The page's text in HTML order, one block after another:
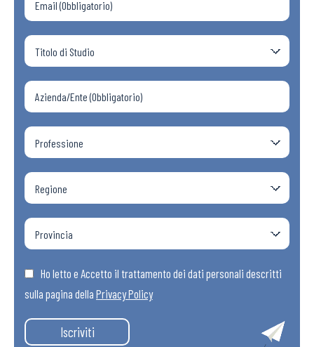
Ho letto e Accetto il trattamento dei dati personali descritti
sulla pagina della Privacy Policy
Iscriviti